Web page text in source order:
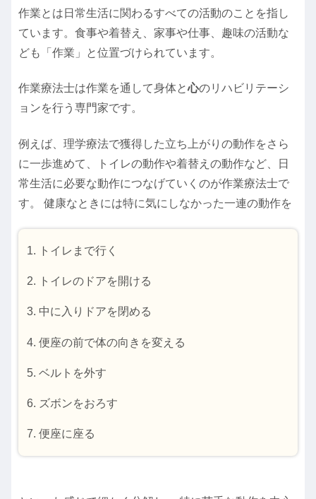
作業とは日常生活に関わるすべての活動のことを指し
ています。食事や着替え、家事や仕事、趣味の活動な
ども「作業」と位置づけられています。
作業療法士は作業を通して身体と心のリハビリテーシ
ョンを行う専門家です。
例えば、理学療法で獲得した立ち上がりの動作をさら
に一歩進めて、トイレの動作や着替えの動作など、日
常生活に必要な動作につなげていくのが作業療法士で
す。 健康なときには特に気にしなかった一連の動作を
トイレまで行く
トイレのドアを開ける
中に入りドアを閉める
便座の前で体の向きを変える
ベルトを外す
ズボンをおろす
便座に座る